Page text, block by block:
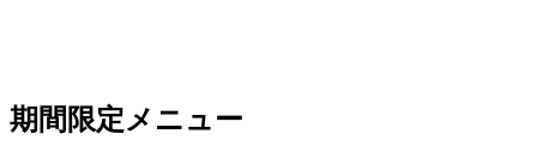
期間限定メニュー